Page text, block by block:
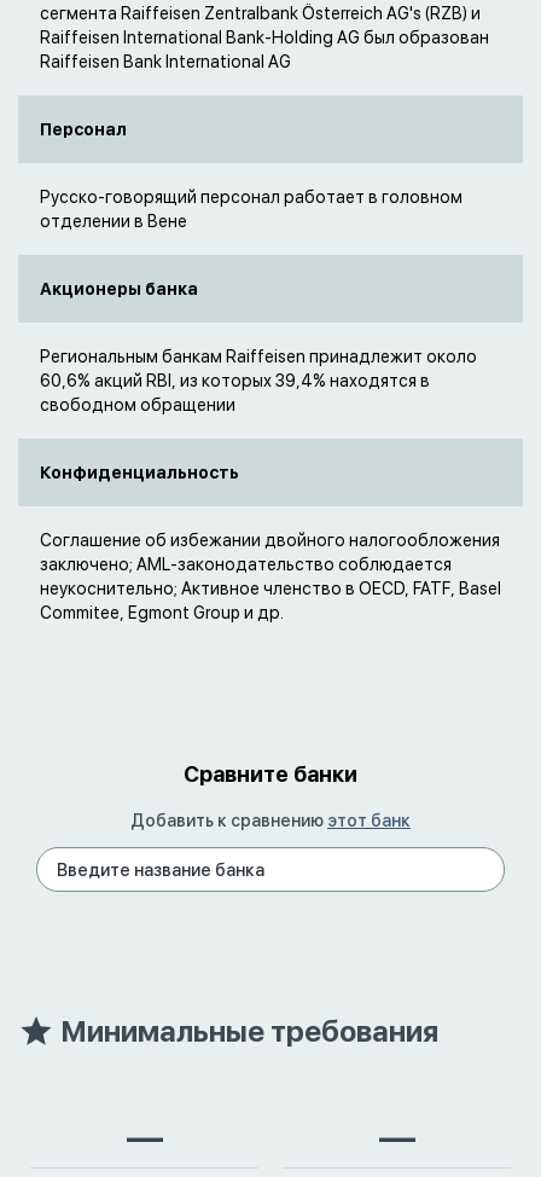
сегмента Raiffeisen Zentralbank Österreich AG's (RZB) и
Raiffeisen International Bank-Holding AG был образован
Raiffeisen Bank International AG
Персонал
Русско-говорящий персонал работает в головном
отделении в Вене
Акционеры банка
Региональным банкам Raiffeisen принадлежит около
60,6% акций RBI, из которых 39,4% находятся в
свободном обращении
Конфиденциальность
Соглашение об избежании двойного налогообложения
заключено; AML-законодательство соблюдается
неукоснительно; Активное членство в OECD, FATF, Basel
Commitee, Egmont Group и др.
Сравните банки
Добавить к сравнению этот банк
Минимальные требования
— —